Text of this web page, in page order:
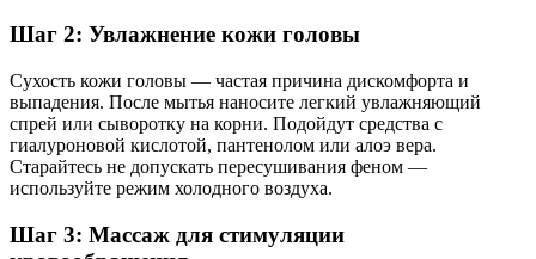
Шаг 2: Увлажнение кожи головы
Сухость кожи головы — частая причина дискомфорта и
выпадения. После мытья наносите легкий увлажняющий
спрей или сыворотку на корни. Подойдут средства с
гиалуроновой кислотой, пантенолом или алоэ вера.
Старайтесь не допускать пересушивания феном —
используйте режим холодного воздуха.
Шаг 3: Массаж для стимуляции